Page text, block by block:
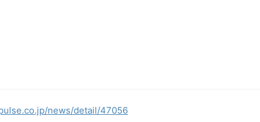
news/detail/47056